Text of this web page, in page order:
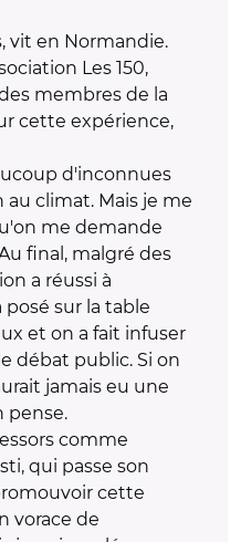
vit en Normandie.
Les 150,
membres de la
cette expérience,
d'inconnues
au climat. Mais je me
me demande
final, malgré des
a réussi à
posé sur la table
et on a fait infuser
débat public. Si on
jamais eu une
pense.
comme
qui passe son
cette
vorace de